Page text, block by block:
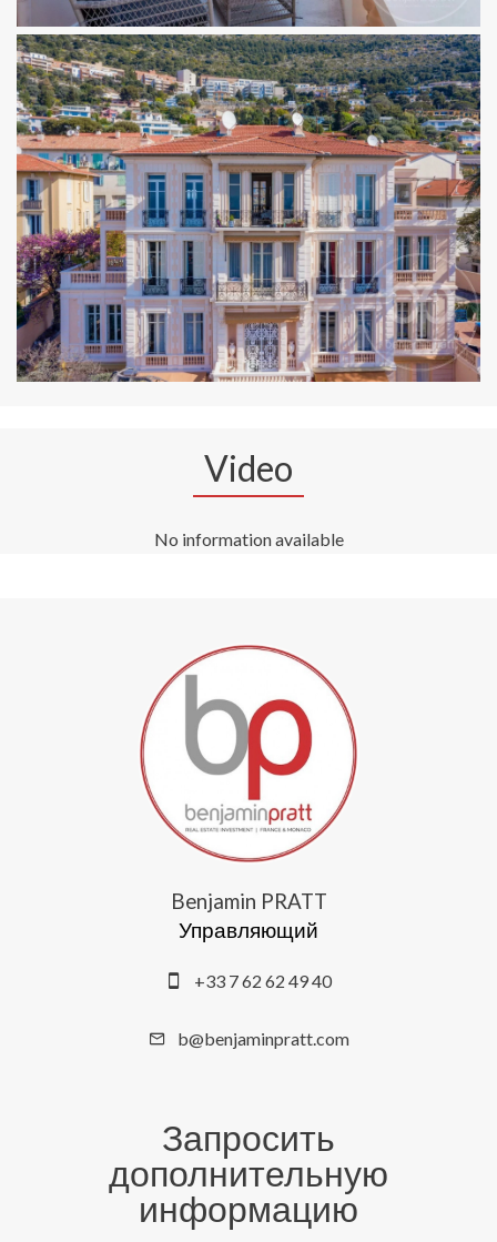
Video
No information available
Benjamin PRATT
Управляющий
+33 7 62 62 49 40
b@benjaminpratt.com
Запросить
дополнительную
информацию